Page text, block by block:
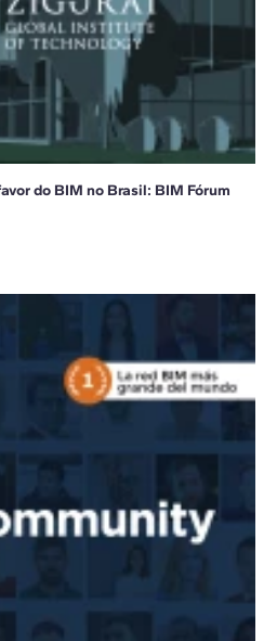
do BIM no Brasil: BIM Fórum